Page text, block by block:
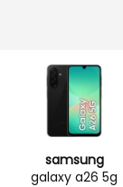
samsung
galaxy a26 5g